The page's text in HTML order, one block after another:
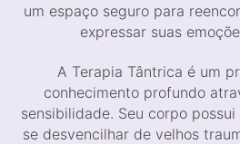
um espaço seguro para
expressar suas
A Terapia Tântrica é um
conhecimento profundo
sensibilidade. Seu corpo
se desvencilhar de velhos